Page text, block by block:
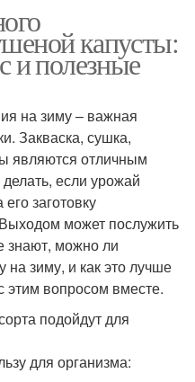
капусты:
и полезные
на зиму – важная
Закваска, сушка,
являются отличным
если урожай
заготовку
может послужить
знают, можно ли
на зиму, и как это лучше
этим вопросом вместе.
подойдут для
для организма: